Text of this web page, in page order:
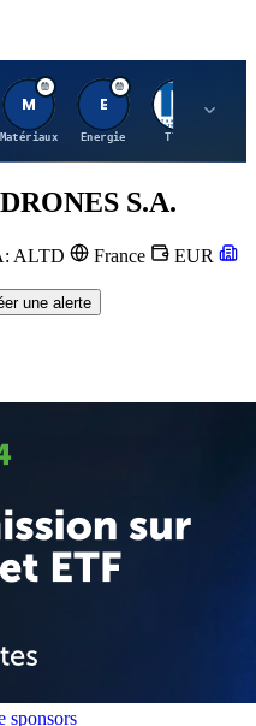
M
Matériaux
E
Energie TTWO
S.A.
ALTD France
EUR
une alerte
sponsors